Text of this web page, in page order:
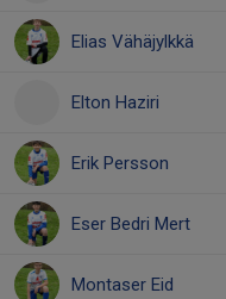
Elias Vähäjylkkä
Elton Haziri
Erik Persson
Eser Bedri Mert
Montaser Eid